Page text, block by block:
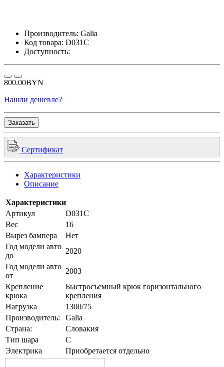
Производитель: Galia
Код товара: D031C
Доступность:
800.00BYN
Нашли дешевле?
Заказать
Сертификат
Характеристики
Описание
Характеристики
Артикул
D031C
Вес
16
Вырез бампера
Нет
Год модели авто
до
2020
Год модели авто
от
2003
Крепление
крюка
Быстросъемный крюк горизонтального
крепления
Нагрузка
1300/75
Производитель:
Galia
Страна:
Словакия
Тип шара
C
Электрика
Приобретается отдельно